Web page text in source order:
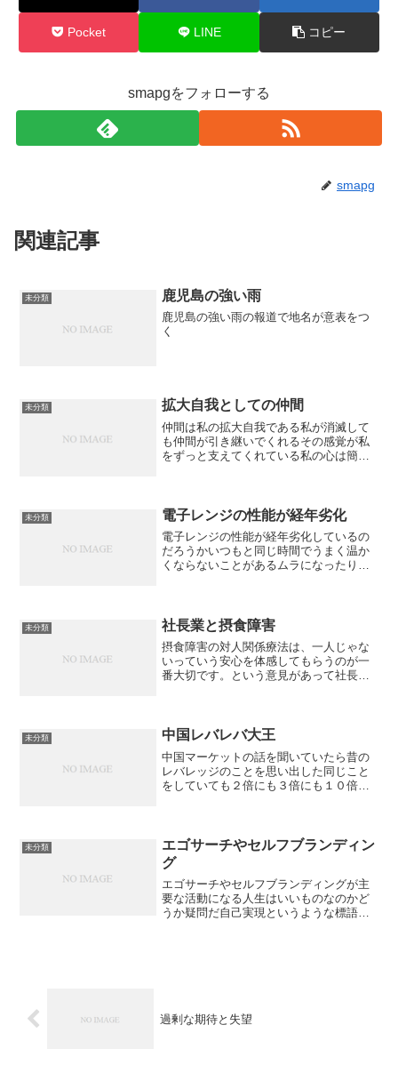
Pocket LINE コピー
smapgをフォローする
smapg
関連記事
未分類 鹿児島の強い雨
鹿児島の強い雨の報道で地名が意表をつ
く
未分類 拡大自我としての仲間
仲間は私の拡大自我である私が消滅して
も仲間が引き継いでくれるその感覚が私
をずっと支えてくれている私の心は簡単
しそのような仲間と仕事が...
未分類 電子レンジの性能が経年劣化
電子レンジの性能が経年劣化しているの
だろうかいつもと同じ時間でうまく温か
くならないことがあるムラになったりし
未分類 社長業と摂食障害
摂食障害の対人関係療法は、一人じゃな
いっていう安心を体感してもらうのが一
番大切です。という意見があって社長は
未分類 中国レバレバ大王
中国マーケットの話を聞いていたら昔の
レバレッジのことを思い出した同じこと
をしていても２倍にも３倍にも１０倍に
未分類
エゴサーチやセルフブランディン
グ
エゴサーチやセルフブランディングが主
要な活動になる人生はいいものなのかど
うか疑問だ自己実現というような標語は
過剰な期待と失望